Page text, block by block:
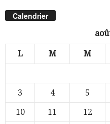
Calendrier
L M M
3
4 5
10
11 12